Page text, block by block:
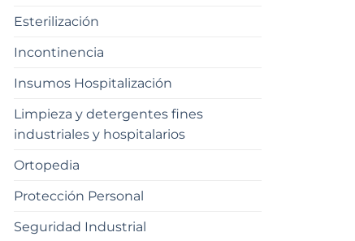
Esterilización
Incontinencia
Insumos Hospitalización
Limpieza y detergentes fines
industriales y hospitalarios
Ortopedia
Protección Personal
Seguridad Industrial